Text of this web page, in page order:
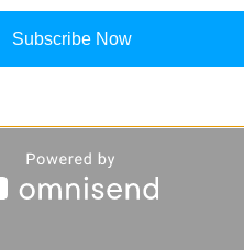
Subscribe Now